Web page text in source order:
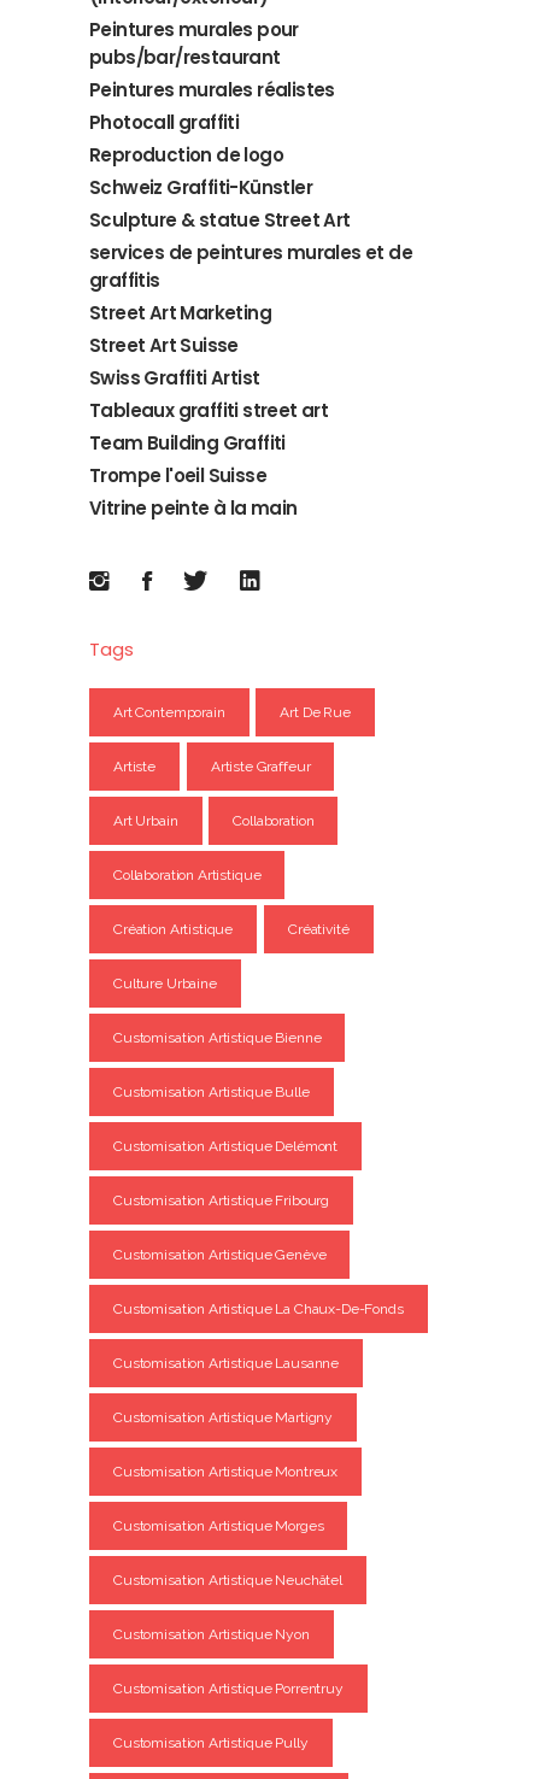
Peintures murales pour
pubs/bar/restaurant
Peintures murales réalistes
Photocall graffiti
Reproduction de logo
Schweiz Graffiti-Künstler
Sculpture & statue Street Art
services de peintures murales et de
graffitis
Street Art Marketing
Street Art Suisse
Swiss Graffiti Artist
Tableaux graffiti street art
Team Building Graffiti
Trompe l'oeil Suisse
Vitrine peinte à la main
Tags
Art Contemporain Art De Rue
Artiste Artiste Graffeur
Art Urbain Collaboration
Collaboration Artistique
Création Artistique Créativité
Culture Urbaine
Customisation Artistique Bienne
Customisation Artistique Bulle
Customisation Artistique Delémont
Customisation Artistique Fribourg
Customisation Artistique Genève
Customisation Artistique La Chaux-De-Fonds
Customisation Artistique Lausanne
Customisation Artistique Martigny
Customisation Artistique Montreux
Customisation Artistique Morges
Customisation Artistique Neuchâtel
Customisation Artistique Nyon
Customisation Artistique Porrentruy
Customisation Artistique Pully